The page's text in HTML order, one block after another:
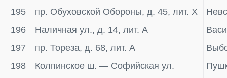
195
пр. Обуховской Обороны, д. 45, лит. Х
196
Наличная ул., д. 14, лит. А
197
пр. Тореза, д. 68, лит. А
198
Колпинское ш. — Софийская ул.